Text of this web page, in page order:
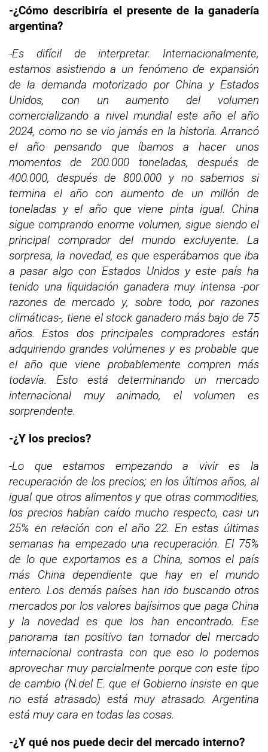
-¿Cómo describiría el presente de la ganadería
argentina?
-Es difícil de interpretar. Internacionalmente,
estamos asistiendo a un fenómeno de expansión
de la demanda motorizado por China y Estados
Unidos, con un aumento del volumen
comercializando a nivel mundial este año el año
2024, como no se vio jamás en la historia.Arrancó
el año pensando que íbamos a hacer unos
momentos de 200.000 toneladas, después de
400.000, después de 800.000 y no sabemos si
termina el año con aumento de un millón de
toneladas y el año que viene pinta igual. China
sigue comprando enorme volumen, sigue siendo el
principal comprador del mundo excluyente. La
sorpresa, la novedad, es que esperábamos que iba
a pasar algo con Estados Unidos y este país ha
tenido una liquidación ganadera muy intensa -por
razones de mercado y, sobre todo, por razones
climáticas-, tiene el stock ganadero más bajo de 75
años.Estos dos principales compradores están
adquiriendo grandes volúmenes y es probable que
el año que viene probablemente compren más
todavía. Esto está determinando un mercado
internacional muy animado, el volumen es
sorprendente.
-¿Y los precios?
-Lo que estamos empezando a vivir es la
recuperación de los precios; en los últimos años, al
igual que otros alimentos y que otras commodities,
los precios habían caído mucho respecto, casi un
25% en relación con el año 22. En estas últimas
semanas ha empezado una recuperación. El 75%
de lo que exportamos es a China, somos el país
más China dependiente que hay en el mundo
entero. Los demás países han ido buscando otros
mercados por los valores bajísimos que paga China
y la novedad es que los han encontrado. Ese
panorama tan positivo tan tomador del mercado
internacional contrasta con que eso lo podemos
aprovechar muy parcialmente porque con este tipo
de cambio (N.del E. que el Gobierno insiste en que
no está atrasado) está muy atrasado. Argentina
está muy cara en todas las cosas.
-¿Y qué nos puede decir del mercado interno?